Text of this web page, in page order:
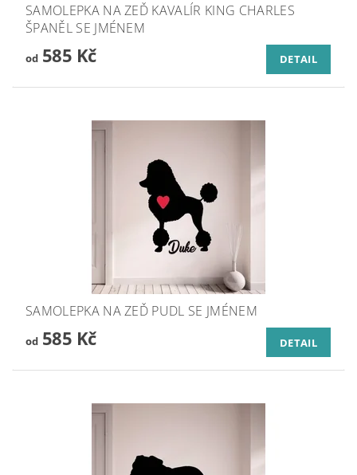
SAMOLEPKA NA ZEĎ KAVALÍR KING CHARLES
ŠPANĚL SE JMÉNEM
od585 Kč DETAIL
SAMOLEPKA NA ZEĎ PUDL SE JMÉNEM
od585 Kč DETAIL